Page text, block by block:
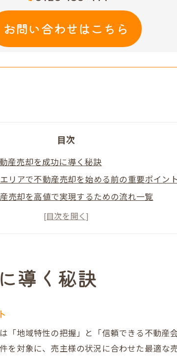
お問い合わせはこちら
目次
産売却を成功に導く秘訣
リアで不動産売却を始める前の重要ポイン
売却を高値で実現するための流れ一覧
成功者が語る波除の体験談と注意点
売却を考えるなら押さえたい市場動向
宅による高額売却の実態を探る
ん住宅の不動産売却が選ばれる理由
アップに直結する独自サービスの比較表
アム不動産売却で得られる安心の仕組み
ん住宅利用者の口コミや評判をチェック
導く秘訣
「地域特性の把握」と「信頼できる不動産
を対象に、売主様の状況に合わせた最適な